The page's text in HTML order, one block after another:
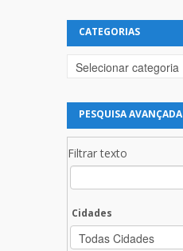
CATEGORIAS
Categorias
PESQUISA AVANÇADA
Filtrar texto
Cidades